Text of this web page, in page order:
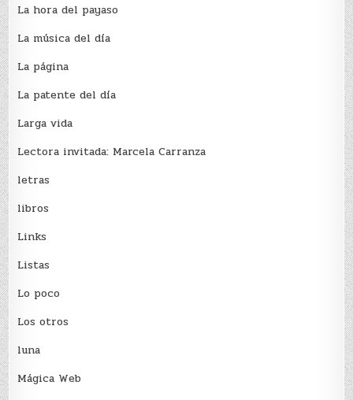
La hora del payaso
La música del día
La página
La patente del día
Larga vida
Lectora invitada: Marcela Carranza
letras
libros
Links
Listas
Lo poco
Los otros
luna
Mágica Web